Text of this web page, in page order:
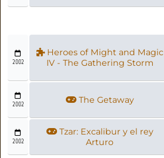
2002
Heroes of Might and Magic
IV - The Gathering Storm
2002 The Getaway
2002
Tzar: Excalibur y el rey
Arturo